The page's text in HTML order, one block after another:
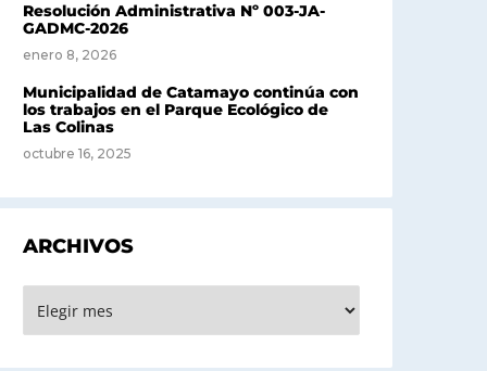
Resolución Administrativa Nº 003-JA-
GADMC-2026
enero 8, 2026
Municipalidad de Catamayo continúa con
los trabajos en el Parque Ecológico de
Las Colinas
octubre 16, 2025
ARCHIVOS